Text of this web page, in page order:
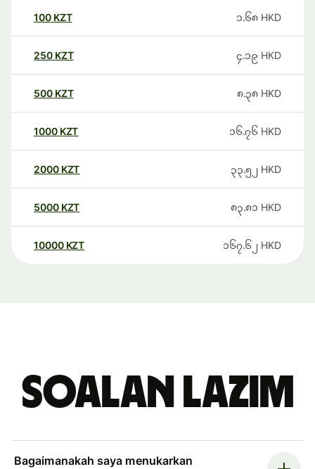
100 KZT ၁.၆၈ HKD
250 KZT ၄.၁၉ HKD
500 KZT ၈.၃၈ HKD
1000 KZT ၁၆.၇၆ HKD
2000 KZT ၃၃.၅၂ HKD
5000 KZT ၈၃.၈၁ HKD
10000 KZT ၁၆၇.၆၂ HKD
Soalan Lazim
Bagaimanakah saya menukarkan